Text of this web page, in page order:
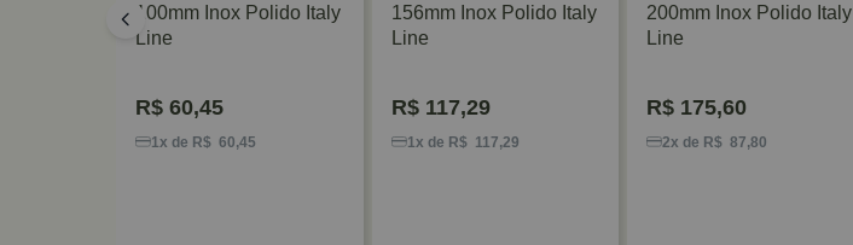
100mm Inox Polido Italy
Line
R$ 60,45
1x de R$ 60,45
156mm Inox Polido Italy
Line
R$117,29
1x de R$ 117,29
200mm Inox Polido Italy
Line
R$175,60
2x de R$ 87,80